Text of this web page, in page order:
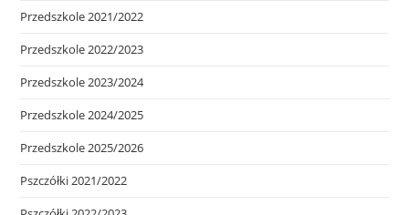
Przedszkole 2021/2022
Przedszkole 2022/2023
Przedszkole 2023/2024
Przedszkole 2024/2025
Przedszkole 2025/2026
Pszczółki 2021/2022